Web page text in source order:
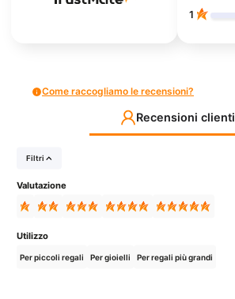
1
Come raccogliamo le recensioni?
Recensioni clienti
Filtri
Valutazione
Utilizzo
Per piccoli regali Per gioielli Per regali più grandi